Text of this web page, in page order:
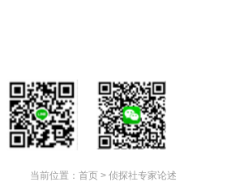
当前位置： 首页> 侦探社专家论述